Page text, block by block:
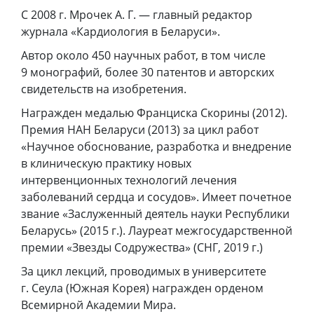
С 2008 г. Мрочек А. Г. — главный редактор
журнала «Кардиология в Беларуси».
Автор около 450 научных работ, в том числе
9 монографий, более 30 патентов и авторских
свидетельств на изобретения.
Награжден медалью Франциска Скорины (2012).
Премия НАН Беларуси (2013) за цикл работ
«Научное обоснование, разработка и внедрение
в клиническую практику новых
интервенционных технологий лечения
заболеваний сердца и сосудов». Имеет почетное
звание «Заслуженный деятель науки Республики
Беларусь» (2015 г.). Лауреат межгосударственной
премии «Звезды Содружества» (СНГ, 2019 г.)
За цикл лекций, проводимых в университете
г. Сеула (Южная Корея) награжден орденом
Всемирной Академии Мира.